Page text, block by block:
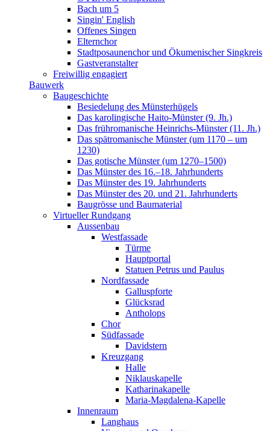
Bach um 5
Singin' English
Offenes Singen
Elternchor
Stadtposaunenchor und Ökumenischer Singkreis
Gastveranstalter
Freiwillig engagiert
Bauwerk
Baugeschichte
Besiedelung des Münsterhügels
Das karolingische Haito-Münster (9. Jh.)
Das frühromanische Heinrichs-Münster (11. Jh.)
Das spätromanische Münster (um 1170 – um
1230)
Das gotische Münster (um 1270–1500)
Das Münster des 16.–18. Jahrhunderts
Das Münster des 19. Jahrhunderts
Das Münster des 20. und 21. Jahrhunderts
Baugrösse und Baumaterial
Virtueller Rundgang
Aussenbau
Westfassade
Türme
Hauptportal
Statuen Petrus und Paulus
Nordfassade
Galluspforte
Glücksrad
Antholops
Chor
Südfassade
Davidstern
Kreuzgang
Halle
Niklauskapelle
Katharinakapelle
Maria-Magdalena-Kapelle
Innenraum
Langhaus